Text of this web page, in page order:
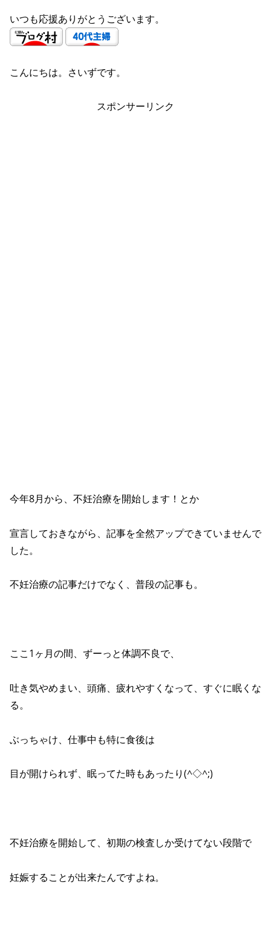
いつも応援ありがとうございます。
こんにちは。さいずです。
スポンサーリンク
今年8月から、不妊治療を開始します！とか
宣言しておきながら、記事を全然アップできていませんで
した。
不妊治療の記事だけでなく、普段の記事も。
ここ1ヶ月の間、ずーっと体調不良で、
吐き気やめまい、頭痛、疲れやすくなって、すぐに眠くな
る。
ぶっちゃけ、仕事中も特に食後は
目が開けられず、眠ってた時もあったり(^◇^;)
不妊治療を開始して、初期の検査しか受けてない段階で
妊娠することが出来たんですよね。